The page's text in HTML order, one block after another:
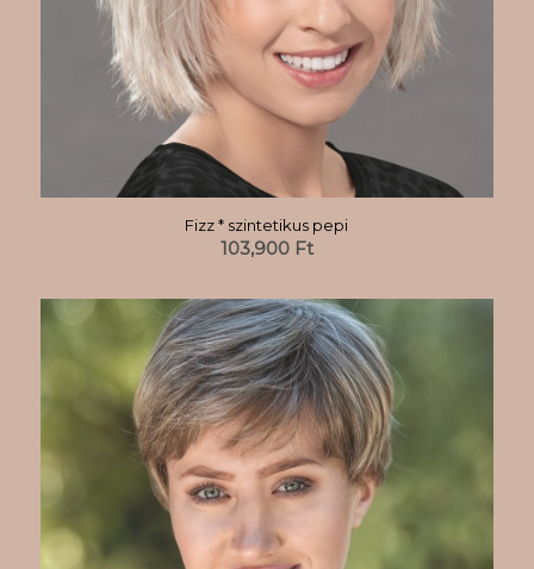
Fizz * szintetikus pepi
103,900 Ft